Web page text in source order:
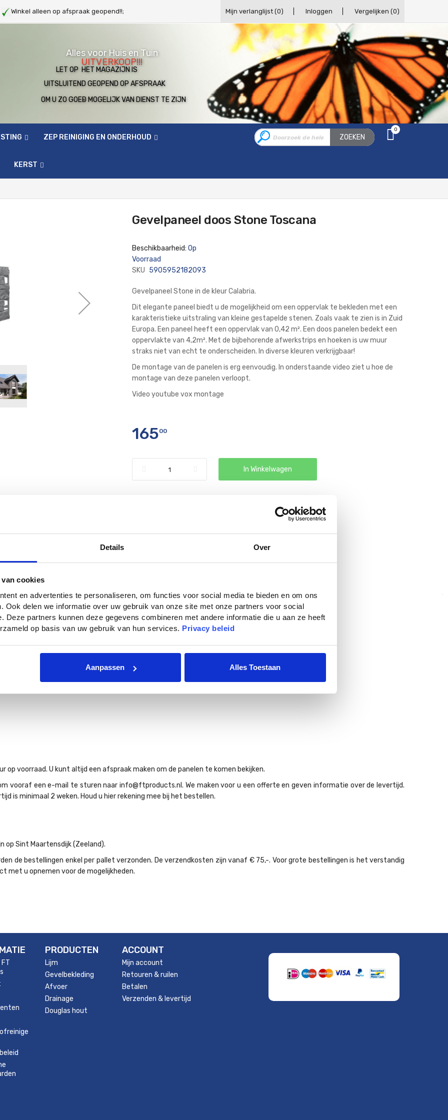
Details Over
cookies
en advertenties te personaliseren, om functies voor social media te bieden en om ons
Ook delen we informatie over uw gebruik van onze site met onze partners voor social
Deze partners kunnen deze gegevens combineren met andere informatie die u aan ze heeft
op basis van uw gebruik van hun services. Privacy beleid
Aanpassen Alles Toestaan
Winkel alleen op afspraak geopend!!; Mijn verlanglijst (0) Inloggen Vergelijken (0)
Alles voor Huis en Tuin
UITVERKOOP!!!
LET OP HET MAGAZIJN IS
UITSLUITEND GEOPEND OP AFSPRAAK
OM U ZO GOED MOGELIJK VAN DIENST TE ZIJN
ZEP REINIGING EN ONDERHOUD
KERST
0
ZOEKEN
Gevelpaneel doos Stone Toscana
Beschikbaarheid: Op
Voorraad
SKU 5905952182093
Gevelpaneel Stone in de kleur Calabria.
Dit elegante paneel biedt u de mogelijkheid om een oppervlak te bekleden met een
karakteristieke uitstraling van kleine gestapelde stenen. Zoals vaak te zien is in Zuid
Europa. Een paneel heeft een oppervlak van 0,42 m². Een doos panelen bedekt een
oppervlakte van 4,2m². Met de bijbehorende afwerkstrips en hoeken is uw muur
straks niet van echt te onderscheiden. In diverse kleuren verkrijgbaar!
De montage van de panelen is erg eenvoudig. In onderstaande video ziet u hoe de
montage van deze panelen verloopt.
Video youtube vox montage
16500
In Winkelwagen
vervormen niet onder invloed van wisselende weersomstandigheden.
zonder belasting van de constructie.
strips te combineren.
op voorraad. U kunt altijd een afspraak maken om de panelen te komen bekijken.
vooraf een e-mail te sturen naar info@ftproducts.nl. We maken voor u een offerte en geven informatie over de levertijd.
is minimaal 2 weken. Houd u hier rekening mee bij het bestellen.
op Sint Maartensdijk (Zeeland).
de bestellingen enkel per pallet verzonden. De verzendkosten zijn vanaf € 75,-. Voor grote bestellingen is het verstandig
met u opnemen voor de mogelijkheden.
PRODUCTEN
Lijm
Gevelbekleding
Afvoer
Drainage
Douglas hout
ACCOUNT
Mijn account
Retouren & ruilen
Betalen
Verzenden & levertijd